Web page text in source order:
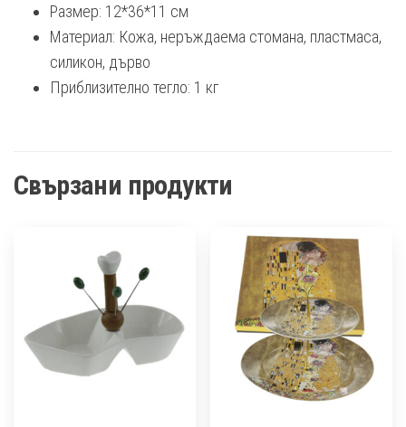
Размер: 12*36*11 см
Материал: Кожа, неръждаема стомана, пластмаса,
силикон, дърво
Приблизително тегло: 1 кг
Свързани продукти